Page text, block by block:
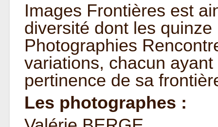
Images Frontières est
diversité dont les
Photographies
variations, chacun
pertinence de sa
Les photographes :